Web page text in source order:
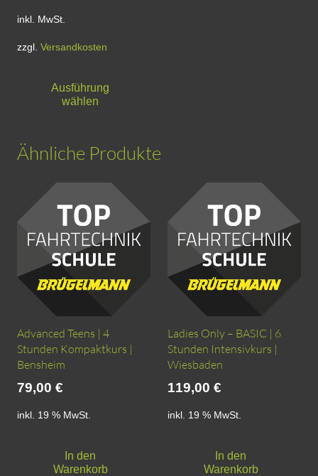
inkl. MwSt.
zzgl. Versandkosten
Ausführung
wählen
Varianten
Optionen
können
Produktseite
werden
Ähnliche Produkte
Advanced Teens | 4
Stunden Kompaktkurs |
Bensheim
79,00 €
inkl. 19 % MwSt.
In den
Warenkorb
Ladies Only – BASIC | 6
Stunden Intensivkurs |
Wiesbaden
119,00 €
inkl. 19 % MwSt.
In den
Warenkorb